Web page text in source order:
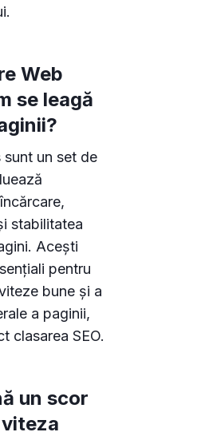
Web
se leagă
sunt un set de
stabilitatea
Acești
pentru
bune și a
a paginii,
clasarea SEO.
un scor